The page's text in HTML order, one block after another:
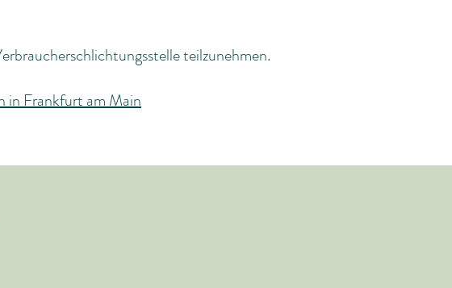
teilzunehmen.
in Frankfurt am Main